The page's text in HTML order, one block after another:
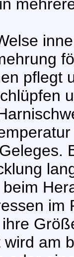
pflegt
im
wird am